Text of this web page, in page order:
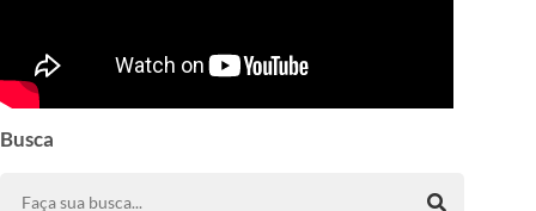
Busca